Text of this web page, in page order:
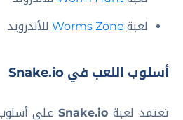
لعبة Worms Zone للأندرويد
أسلوب اللعب في Snake.io
تعتمد لعبة Snake.ioعلى